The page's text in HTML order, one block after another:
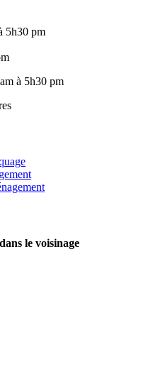
5h30 pm
à 5h30 pm
le voisinage